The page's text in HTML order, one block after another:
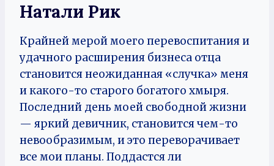
Натали Рик
Крайней мерой моего перевоспитания и
удачного расширения бизнеса отца
становится неожиданная «случка» меня
и какого-то старого богатого хмыря.
Последний день моей свободной жизни
— яркий девичник, становится чем-то
невообразимым, и это переворачивает
все мои планы. Поддастся ли